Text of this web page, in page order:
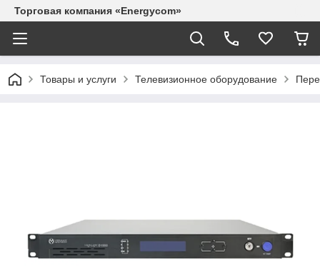
Торговая компания «Energycom»
Товары и услуги Телевизионное оборудование